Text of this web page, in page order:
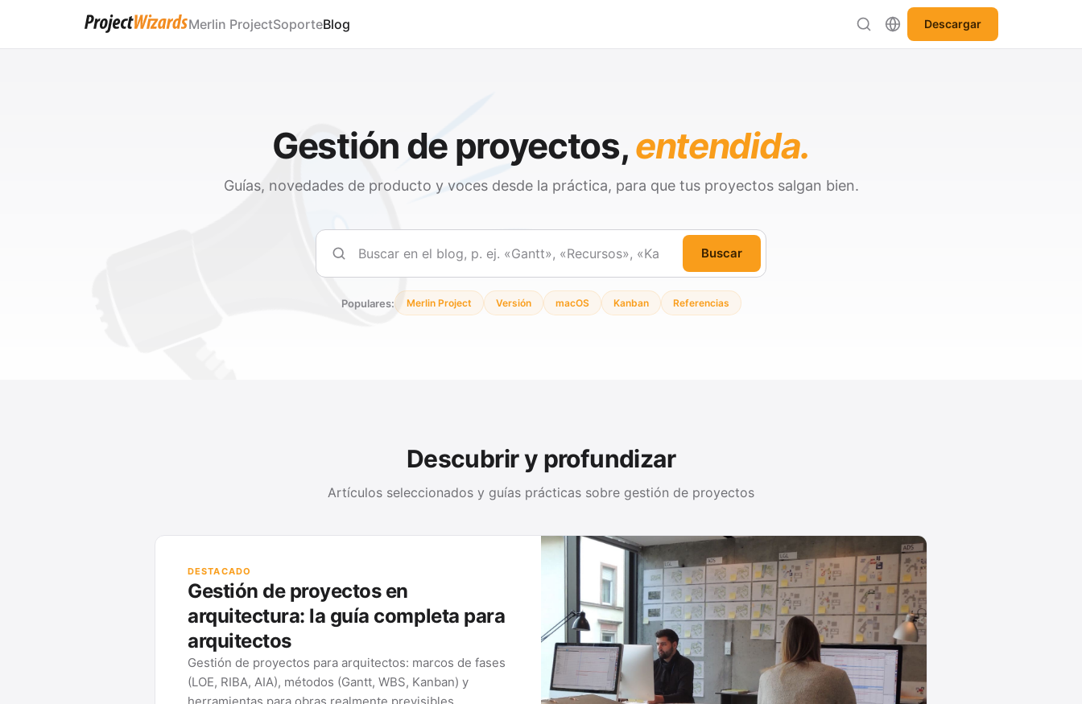
Merlin ProjectSoporteBlog Descargar
Gestión de proyectos,entendida.
Guías, novedades de producto y voces desde la práctica, para que tus proyectos salgan bien.
Buscar
Buscar
Populares: Merlin Project Versión macOS Kanban Referencias
Descubrir y profundizar
Artículos seleccionados y guías prácticas sobre gestión de proyectos
Métodos y herramientas para tu trabajo de proyecto: del clásico Gantt al mind map. Ver todas las guías →
MÉTODO 01
Qué es un diagrama de Gantt, cómo
crearlo y qué herramientas valen la
MÉTODO 02
Tableros Kanban
Cómo funciona Kanban, qué reglas
guían a los equipos y cómo montar un
MÉTODO 03
Mapas mentales
Cómo los mapas mentales organizan
ideas, resuelven problemas y hacen